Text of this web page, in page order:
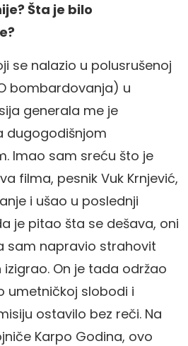
Šta je bilo
se nalazio u polusrušenoj
bombardovanja) u
generala me je
dugogodišnjom
Imao sam sreću što je
filma, pesnik Vuk Krnjević,
i ušao u poslednji
je pitao šta se dešava, oni
sam napravio strahovit
On je tada održao
umetničkoj slobodi i
ostavilo bez reči. Na
Karpo Godina, ovo